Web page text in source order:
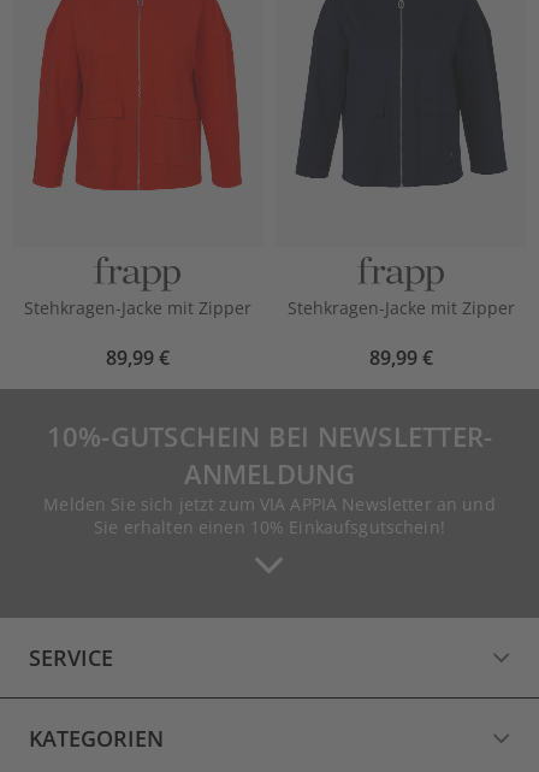
Stehkragen-Jacke mit Zipper
89,99 €
Stehkragen-Jacke mit Zipper
89,99 €
10%-GUTSCHEIN BEI NEWSLETTER-
ANMELDUNG
Melden Sie sich jetzt zum VIA APPIA Newsletter an und
Sie erhalten einen 10% Einkaufsgutschein!
SERVICE
KATEGORIEN